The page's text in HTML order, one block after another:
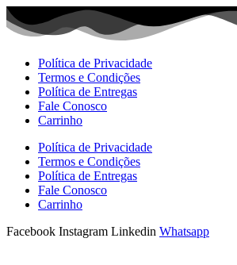
Ir
para
Política de Privacidade
Termos e Condições
Política de Entregas
Fale Conosco
Carrinho
Política de Privacidade
Termos e Condições
Política de Entregas
Fale Conosco
Carrinho
Facebook Instagram Linkedin Whatsapp